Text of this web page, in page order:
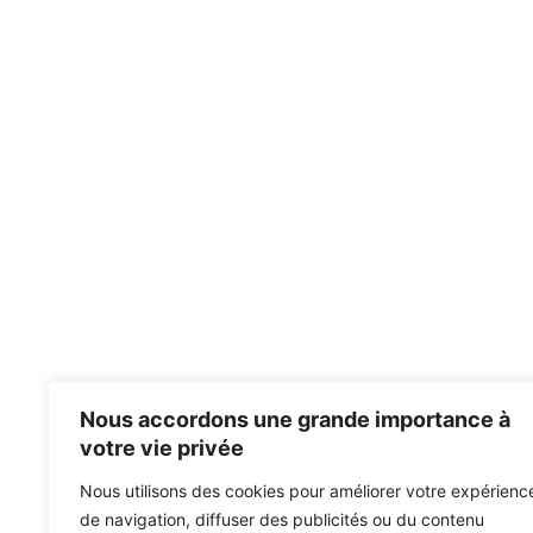
Nous accordons une grande importance à
votre vie privée
Nous utilisons des cookies pour améliorer votre
de navigation, diffuser des publicités ou du contenu